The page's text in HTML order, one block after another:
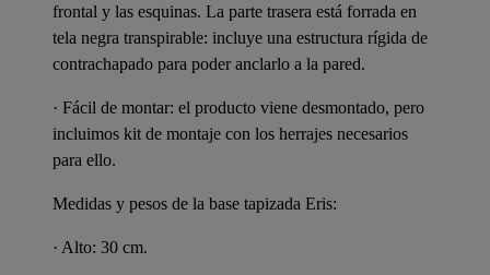
frontal y las esquinas. La parte trasera está forrada en
tela negra transpirable: incluye una estructura rígida de
contrachapado para poder anclarlo a la pared.
· Fácil de montar: el producto viene desmontado, pero
incluimos kit de montaje con los herrajes necesarios
para ello.
Medidas y pesos de la base tapizada Eris:
· Alto: 30 cm.